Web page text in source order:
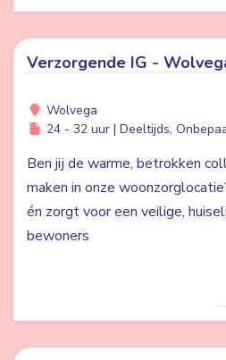
Verzorgende IG -
Wolvega
24 - 32 uur | Deeltijds,
Ben jij de warme, betrokken
maken in onze
én zorgt voor een veilige,
bewoners